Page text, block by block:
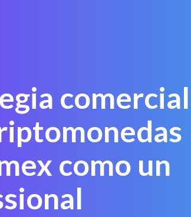
comercial
como un